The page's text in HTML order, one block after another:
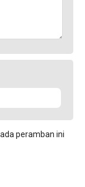
peramban ini